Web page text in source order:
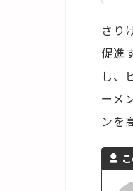
さり
促進
し、
ーメ
ンを